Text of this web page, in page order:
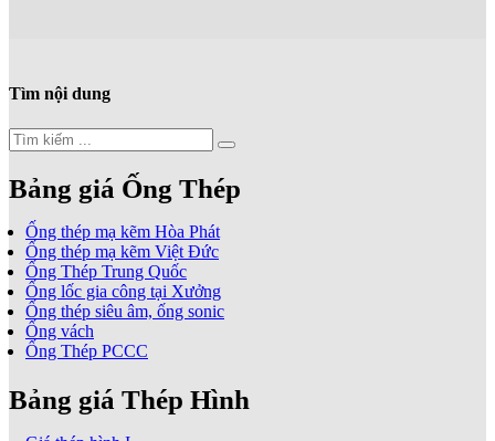
Tìm nội dung
Bảng giá Ống Thép
Ống thép mạ kẽm Hòa Phát
Ống thép mạ kẽm Việt Đức
Ống Thép Trung Quốc
Ống lốc gia công tại Xưởng
Ống thép siêu âm, ống sonic
Ống vách
Ống Thép PCCC
Bảng giá Thép Hình